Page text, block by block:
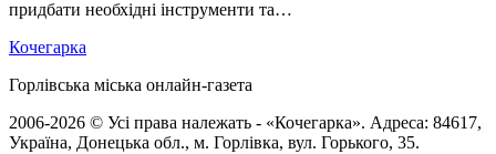
придбати необхідні інструменти та…
Кочегарка
Горлівська міська онлайн-газета
2006-2026 © Усі права належать - «Кочегарка». Адреса: 84617,
Україна, Донецька обл., м. Горлівка, вул. Горького, 35.